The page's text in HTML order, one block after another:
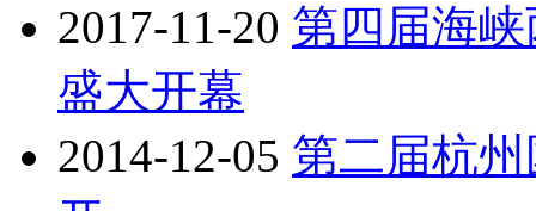
2017-11-20 第四届海
盛大开幕
2014-12-05 第二届杭